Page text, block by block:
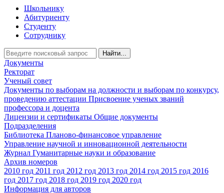
Школьнику
Абитуриенту
Студенту
Сотруднику
Найти...
Документы
Ректорат
Ученый совет
Документы по выборам на должности и выборам по конкурсу,
проведению аттестации Присвоение ученых званий
профессора и доцента
Лицензии и сертификаты Общие документы
Подразделения
Библиотека Планово-финансовое управление
Управление научной и инновационной деятельности
Журнал Гуманитарные науки и образование
Архив номеров
2010 год 2011 год 2012 год 2013 год 2014 год 2015 год 2016
год 2017 год 2018 год 2019 год 2020 год
Информация для авторов